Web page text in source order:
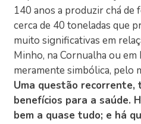
140 anos a produzir chá de
cerca de 40 toneladas que
muito significativas em
Minho, na Cornualha ou em
meramente simbólica, pelo
Uma questão recorrente,
benefícios para a saúde.
bem a quase tudo; e há